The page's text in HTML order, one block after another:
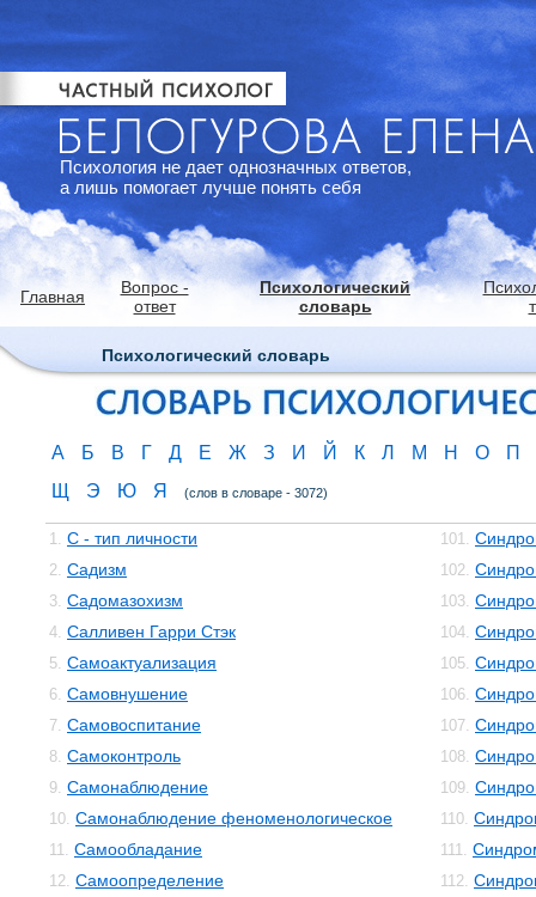
Психология не дает однозначных ответов,
а лишь помогает лучше понять себя
Главная
Вопрос -
ответ
Психологический
словарь
Психологический словарь
А Б В Г Д Е Ж З И Й К Л М Н О
П
Щ
Э Ю Я (слов в словаре - 3072)
1. С - тип личности
2. Садизм
3. Садомазохизм
4. Салливен Гарри Стэк
5. Самоактуализация
6. Самовнушение
7. Самовоспитание
8. Самоконтроль
9. Самонаблюдение
10. Самонаблюдение феноменологическое
11. Самообладание
12. Самоопределение
101.
102.
103.
104.
105.
106.
107.
108.
109.
110.
111.
112.